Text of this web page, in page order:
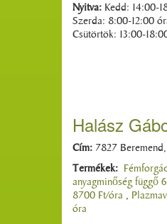
Nyitva: Kedd: 14:00-
Szerda: 8:00-12:00
Csütörtök: 13:00-
Halász
Cím: 7827
Termékek:
anyagminőség függő
8700 Ft/óra ,
óra